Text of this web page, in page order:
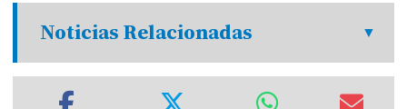
Noticias Relacionadas